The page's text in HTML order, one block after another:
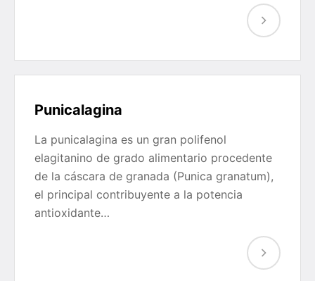
Punicalagina
La punicalagina es un gran polifenol
elagitanino de grado alimentario procedente
de la cáscara de granada (Punica granatum),
el principal contribuyente a la potencia
antioxidante…